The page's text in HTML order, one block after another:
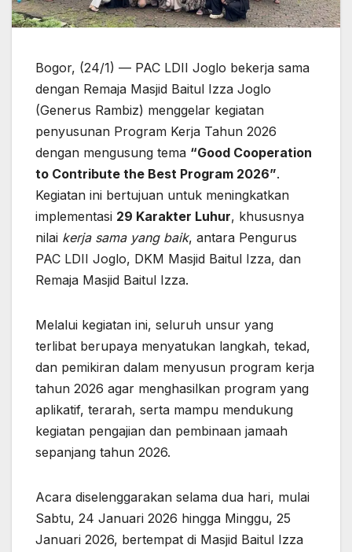
Bogor, (24/1) — PAC LDII Joglo bekerja sama
dengan Remaja Masjid Baitul Izza Joglo
(Generus Rambiz) menggelar kegiatan
penyusunan Program Kerja Tahun 2026
dengan mengusung tema “Good Cooperation
to Contribute the Best Program 2026”.
Kegiatan ini bertujuan untuk meningkatkan
implementasi 29 Karakter Luhur, khususnya
nilai kerja sama yang baik, antara Pengurus
PAC LDII Joglo, DKM Masjid Baitul Izza, dan
Remaja Masjid Baitul Izza.
Melalui kegiatan ini, seluruh unsur yang
terlibat berupaya menyatukan langkah, tekad,
dan pemikiran dalam menyusun program kerja
tahun 2026 agar menghasilkan program yang
aplikatif, terarah, serta mampu mendukung
kegiatan pengajian dan pembinaan jamaah
sepanjang tahun 2026.
Acara diselenggarakan selama dua hari, mulai
Sabtu, 24 Januari 2026 hingga Minggu, 25
Januari 2026, bertempat di Masjid Baitul Izza